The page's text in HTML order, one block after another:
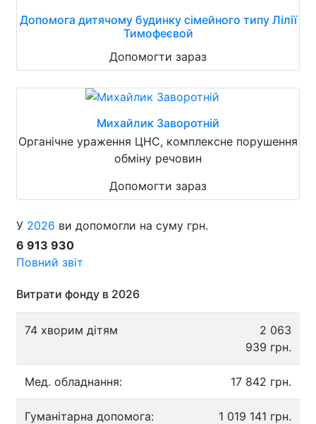
Допомога дитячому будинку сімейного типу Лілії
Тимофеєвой
Допомогти зараз
Михайлик Заворотній
Органічне ураження ЦНС, комплексне порушення
обміну речовин
Допомогти зараз
У 2026 ви допомогли на суму грн.
6 913 930
Повний звіт
Витрати фонду в 2026
74 хворим дітям
2 063
939 грн.
Мед. обладнання: 17 842 грн.
Гуманітарна допомога: 1 019 141 грн.